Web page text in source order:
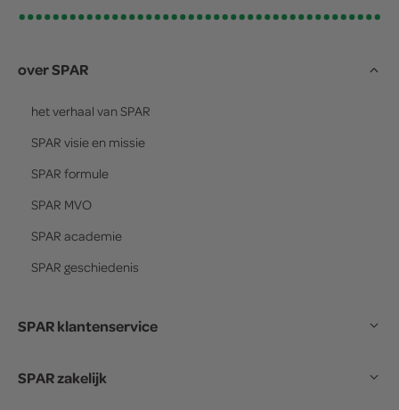
over SPAR
het verhaal van SPAR
SPAR visie en missie
SPAR formule
SPAR MVO
SPAR academie
SPAR geschiedenis
SPAR klantenservice
SPAR zakelijk